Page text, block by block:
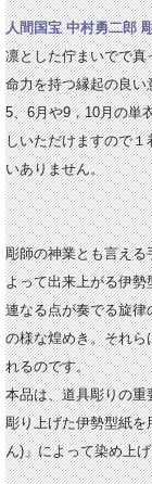
人間国宝 中村勇二郎
凛とした佇まいでで
命力を持つ縁起の良
5、6月や9，10月の単
しいただけますので
いありません。
彫師の神業とも言え
よって出来上がる伊勢
連なる点が奏でる旋
の様な煌めき。それ
れるのです。
本品は、道具彫りの
彫り上げた伊勢型紙
ん)」によって染め上